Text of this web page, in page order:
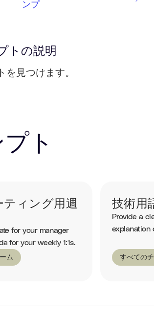
ンプ
トの説明
見つけます。
ト
ティング用週
for your manager
for your weekly 1:1s.
ム
技術用
Provide a
explanation
すべての